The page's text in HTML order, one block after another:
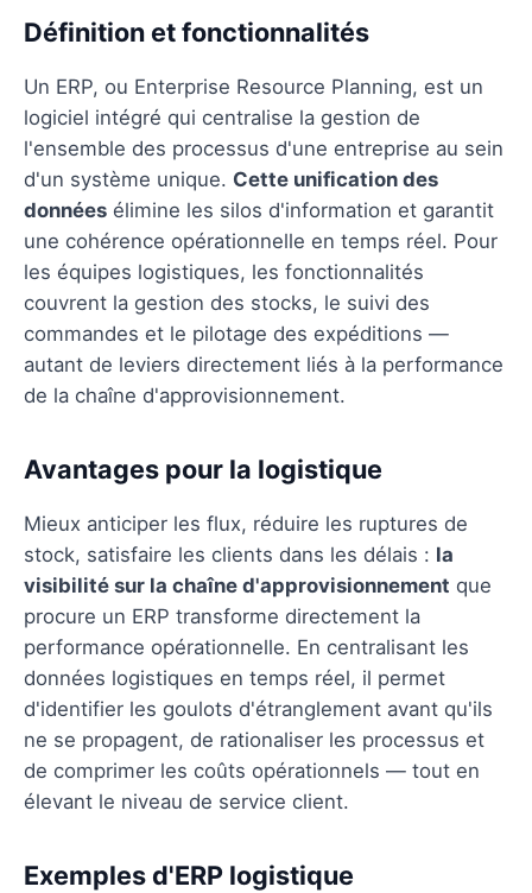
Définition et fonctionnalités
Un ERP, ou Enterprise Resource Planning, est un
logiciel intégré qui centralise la gestion de
l'ensemble des processus d'une entreprise au sein
d'un système unique. Cette unification des
données élimine les silos d'information et garantit
une cohérence opérationnelle en temps réel. Pour
les équipes logistiques, les fonctionnalités
couvrent la gestion des stocks, le suivi des
commandes et le pilotage des expéditions —
autant de leviers directement liés à la performance
de la chaîne d'approvisionnement.
Avantages pour la logistique
Mieux anticiper les flux, réduire les ruptures de
stock, satisfaire les clients dans les délais : la
visibilité sur la chaîne d'approvisionnement que
procure un ERP transforme directement la
performance opérationnelle. En centralisant les
données logistiques en temps réel, il permet
d'identifier les goulots d'étranglement avant qu'ils
ne se propagent, de rationaliser les processus et
de comprimer les coûts opérationnels — tout en
élevant le niveau de service client.
Exemples d'ERP logistique